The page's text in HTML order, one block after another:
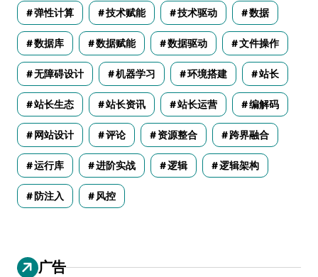
弹性计算 技术赋能 技术驱动 数据
数据库 数据赋能 数据驱动 文件操作
无障碍设计 机器学习 环境搭建 站长
站长生态 站长资讯 站长运营 编解码
网站设计 评论 资源整合 跨界融合
运行库 进阶实战 逻辑 逻辑架构
防注入 风控
广告